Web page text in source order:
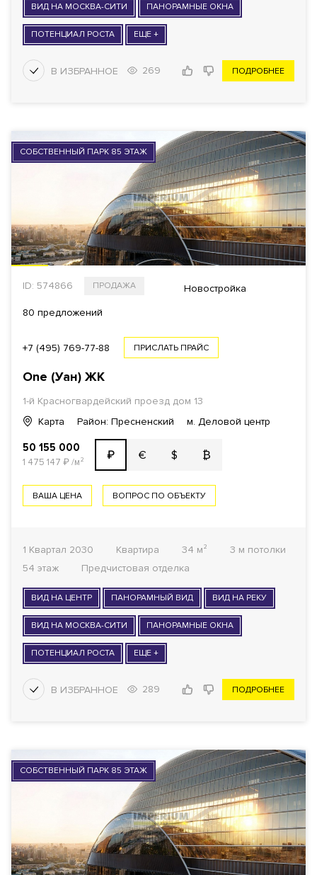
ВИД НА МОСКВА-СИТИ ПАНОРАМНЫЕ ОКНА
ПОТЕНЦИАЛ РОСТА ЕЩЕ +
269 ПОДРОБНЕЕ
СОБСТВЕННЫЙ ПАРК 85 ЭТАЖ
ID: 574866 ПРОДАЖА Новостройка
80 предложений
+7 (495) 769-77-88 ПРИСЛАТЬ ПРАЙС
One (Уан) ЖК
1-й Красногвардейский проезд дом 13
Карта
Район: Пресненский м. Деловой центр
50 155 000
1 475 147 ₽/м² ₽ € $ ₿
ВАША ЦЕНА ВОПРОС ПО ОБЪЕКТУ
1 Квартал 2030 Квартира 34 м²
3 м потолки
54 этаж
Предчистовая отделка
ВИД НА ЦЕНТР ПАНОРАМНЫЙ ВИД ВИД НА РЕКУ
ВИД НА МОСКВА-СИТИ ПАНОРАМНЫЕ ОКНА
ПОТЕНЦИАЛ РОСТА ЕЩЕ +
289 ПОДРОБНЕЕ
СОБСТВЕННЫЙ ПАРК 85 ЭТАЖ